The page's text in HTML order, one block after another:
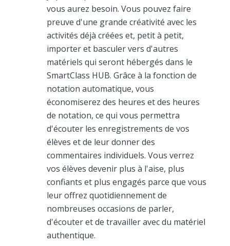
vous aurez besoin. Vous pouvez faire
preuve d'une grande créativité avec les
activités déjà créées et, petit à petit,
importer et basculer vers d'autres
matériels qui seront hébergés dans le
SmartClass HUB. Grâce à la fonction de
notation automatique, vous
économiserez des heures et des heures
de notation, ce qui vous permettra
d'écouter les enregistrements de vos
élèves et de leur donner des
commentaires individuels. Vous verrez
vos élèves devenir plus à l'aise, plus
confiants et plus engagés parce que vous
leur offrez quotidiennement de
nombreuses occasions de parler,
d'écouter et de travailler avec du matériel
authentique.